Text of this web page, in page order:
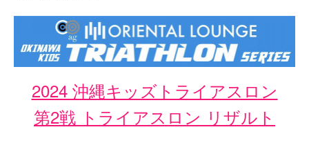
2024 沖縄キッズトライアスロン
第2戦 トライアスロン リザルト